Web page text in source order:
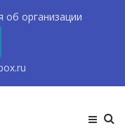
об организации